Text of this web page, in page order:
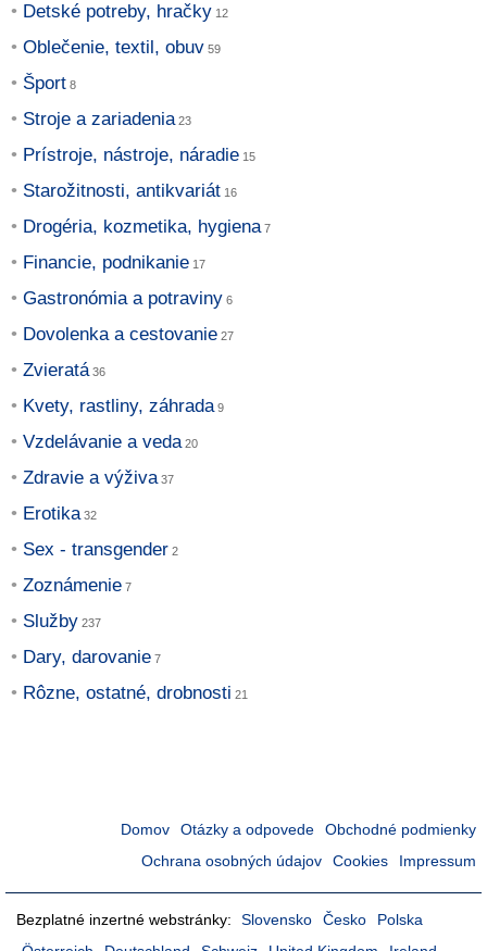
Detské potreby, hračky
Oblečenie, textil, obuv
Šport
Stroje a zariadenia
Prístroje, nástroje, náradie
Starožitnosti, antikvariát
Drogéria, kozmetika, hygiena
Financie, podnikanie
Gastronómia a potraviny
Dovolenka a cestovanie
Zvieratá
Kvety, rastliny, záhrada
Vzdelávanie a veda
Zdravie a výživa
Erotika
Sex - transgender
Zoznámenie
Služby
Dary, darovanie
Rôzne, ostatné, drobnosti
Domov Otázky a odpovede
Obchodné podmienky
Ochrana osobných údajov
Cookies Impressum
Bezplatné inzertné webstránky: Slovensko Česko
Polska